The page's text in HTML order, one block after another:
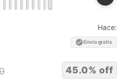
Hace:
Envío gratis
45.0% off